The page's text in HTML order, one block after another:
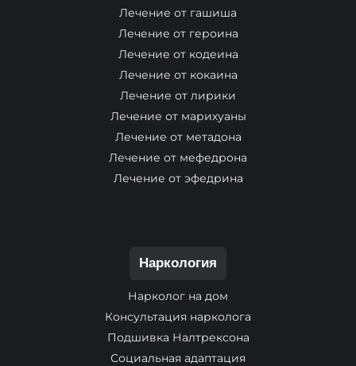
Лечение от гашиша
Лечение от героина
Лечение от кодеина
Лечение от кокаина
Лечение от лирики
Лечение от марихуаны
Лечение от метадона
Лечение от мефедрона
Лечение от эфедрина
Наркология
Нарколог на дом
Консультация нарколога
Подшивка Налтрексона
Социальная адаптация